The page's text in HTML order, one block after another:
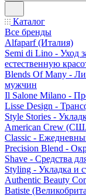
Каталог
Все бренды
Alfaparf (Италия)
Semi di Lino - Уход
естественную
Blends Of Many -
мужчин
Il Salone Milano -
Lisse Design -
Style Stories -
American Crew
Classic -
Precision Blend -
Shave - Средства
Styling - Укладка и
Authentic Beauty
Batiste